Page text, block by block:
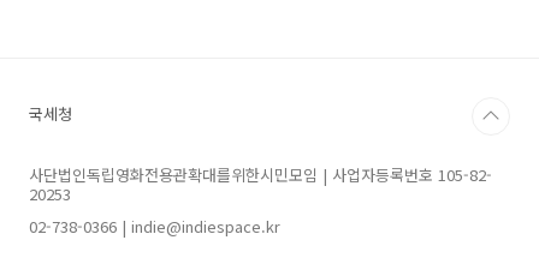
국세청
사단법인독립영화전용관확대를위한시민모임 | 사업자등록번호 105-82-
20253
02-738-0366 | indie@indiespace.kr